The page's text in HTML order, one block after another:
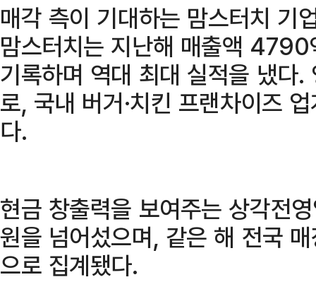
매각 측이 기대하는 맘스터치 기
맘스터치는 지난해 매출액
기록하며 역대 최대 실적을 냈다
로, 국내 버거·치킨 프랜차이즈
다.
현금 창출력을 보여주는 상각전
원을 넘어섰으며, 같은 해 전국
으로 집계됐다.